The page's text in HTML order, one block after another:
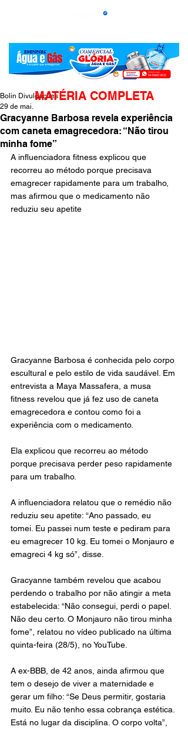
Gracyanne Barbosa revela experiência
com caneta emagrecedora: “Não tirou
minha fome”
Bolin Divulgações
29 de mai.
A influenciadora fitness explicou que
recorreu ao método porque precisava
emagrecer rapidamente para um trabalho,
mas afirmou que o medicamento não
reduziu seu apetite
Gracyanne Barbosa é conhecida pelo corpo
escultural e pelo estilo de vida saudável. Em
entrevista a Maya Massafera, a musa
fitness revelou que já fez uso de caneta
emagrecedora e contou como foi a
experiência com o medicamento.
Ela explicou que recorreu ao método
porque precisava perder peso rapidamente
para um trabalho.
A influenciadora relatou que o remédio não
reduziu seu apetite: “Ano passado, eu
tomei. Eu passei num teste e pediram para
eu emagrecer 10 kg. Eu tomei o Monjauro e
emagreci 4 kg só”, disse.
Gracyanne também revelou que acabou
perdendo o trabalho por não atingir a meta
estabelecida: “Não consegui, perdi o papel.
Não deu certo. O Monjauro não tirou minha
fome”, relatou no vídeo publicado na última
quinta-feira (28/5), no YouTube.
A ex-BBB, de 42 anos, ainda afirmou que
tem o desejo de viver a maternidade e
gerar um filho: “Se Deus permitir, gostaria
muito. Eu não tenho essa cobrança estética.
Está no lugar da disciplina. O corpo volta”,
MATÉRIA COMPLETA